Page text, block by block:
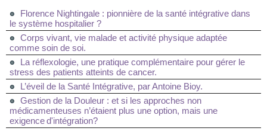
Florence Nightingale : pionnière de la santé intégrative dans
le système hospitalier ?
Corps vivant, vie malade et activité physique adaptée
comme soin de soi.
La réflexologie, une pratique complémentaire pour gérer le
stress des patients atteints de cancer.
L’éveil de la Santé Intégrative, par Antoine Bioy.
Gestion de la Douleur : et si les approches non
médicamenteuses n’étaient plus une option, mais une
exigence d'intégration?